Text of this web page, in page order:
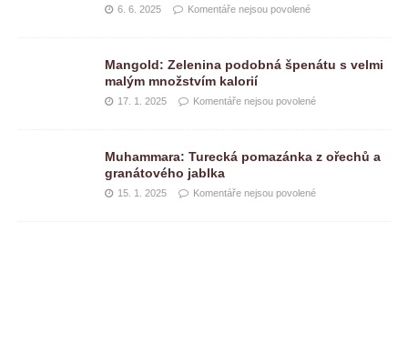
6. 6. 2025 Komentáře nejsou povolené
Mangold: Zelenina podobná špenátu s velmi
malým množstvím kalorií
17. 1. 2025 Komentáře nejsou povolené
Muhammara: Turecká pomazánka z ořechů a
granátového jablka
15. 1. 2025 Komentáře nejsou povolené